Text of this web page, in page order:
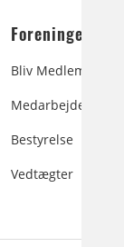
Foreningen:
Bliv Medlem
Medarbejdere
Bestyrelse
Vedtægter